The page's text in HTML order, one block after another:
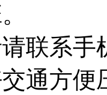
联系手
交通方便